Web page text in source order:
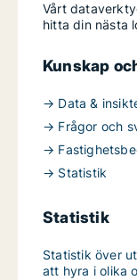
Vårt
hitta din nästa
Kunskap
→ Data &
→ Frågor och
→
→ Statistik
Statistik
Statistik över
att hyra i olika